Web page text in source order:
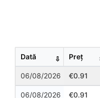
Dată Preț
06/08/2026 0.91
06/08/2026 0.91